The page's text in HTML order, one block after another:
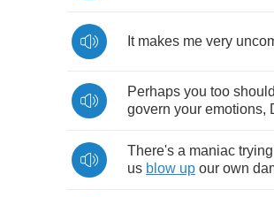
It makes me very
Perhaps you too should
govern your emotions,
There's a maniac trying
us blow up our own